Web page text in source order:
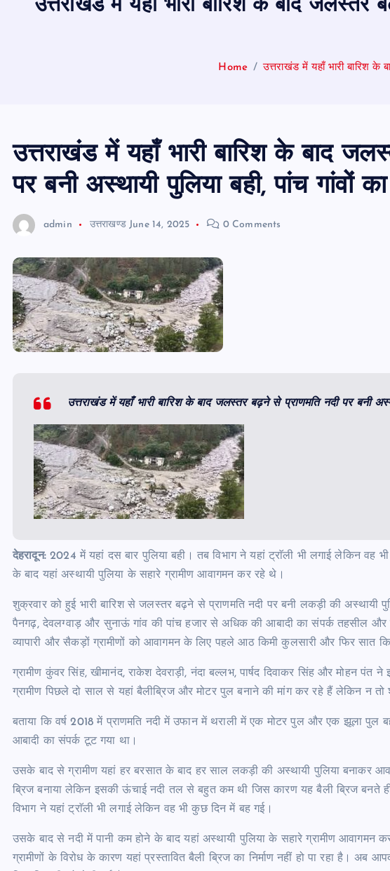
उत्तराखंड में यहाँ भारी बारिश के बाद जलस्तर
Home उत्तराखंड में यहाँ भारी बारिश के
उत्तराखंड में यहाँ भारी बारिश के बाद
पर बनी अस्थायी पुलिया बही, पांच गांवों
admin उत्तराखण्ड June 14, 2025 0 Comments
उत्तराखंड में यहाँ भारी बारिश के बाद जलस्तर बढ़ने से प्राणमति नदी पर बनी
देहरादून:2024 में यहां दस बार पुलिया बही। तब विभाग ने यहां ट्राॅली भी लगाई लेकिन वह
के बाद यहां अस्थायी पुलिया के सहारे ग्रामीण आवागमन कर रहे थे।
शुक्रवार को हुई भारी बारिश से जलस्तर बढ़ने से प्राणमति नदी पर बनी लकड़ी की अस्थायी
पैनगढ़, देवलग्वाड़ और सुनाऊं गांव की पांच हजार से अधिक की आबादी का संपर्क तहसील
व्यापारी और सैकड़ों ग्रामीणों को आवागमन के लिए पहले आठ किमी कुलसारी और फिर सात
ग्रामीण कुंवर सिंह, खीमानंद, राकेश देवराड़ी, नंदा बल्लभ, पार्षद दिवाकर सिंह और मोहन पंत
ग्रामीण पिछले दो साल से यहां बैलीब्रिज और मोटर पुल बनाने की मांग कर रहे हैं लेकिन न तो
बताया कि वर्ष 2018 में प्राणमति नदी में उफान में थराली में एक मोटर पुल और एक झूला पुल
आबादी का संपर्क टूट गया था।
उसके बाद से ग्रामीण यहां हर बरसात के बाद हर साल लकड़ी की अस्थायी पुलिया बनाकर
ब्रिज बनाया लेकिन इसकी ऊंचाई नदी तल से बहुत कम थी जिस कारण यह बैली ब्रिज बनते
विभाग ने यहां ट्राॅली भी लगाई लेकिन वह भी कुछ दिन में बह गई।
उसके बाद से नदी में पानी कम होने के बाद यहां अस्थायी पुलिया के सहारे ग्रामीण
ग्रामीणों के विरोध के कारण यहां प्रस्तावित बैली ब्रिज का निर्माण नहीं हो पा रहा है। अब